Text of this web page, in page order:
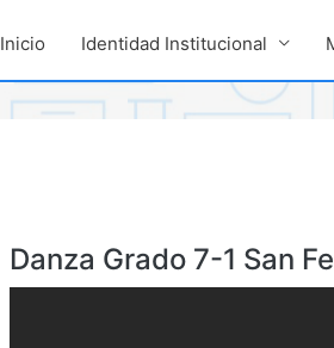
Inicio Identidad Institucional
Danza Grado 7-1 San